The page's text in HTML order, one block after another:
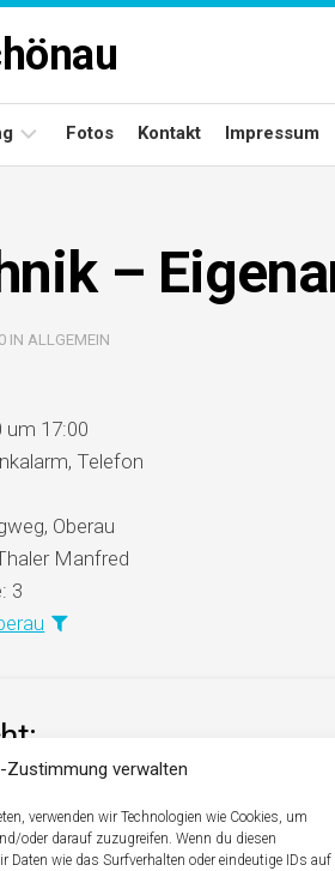
Zustimmung verwalten
verwenden wir Technologien wie Cookies, um
oder darauf zuzugreifen. Wenn du diesen
wie das Surfverhalten oder eindeutige IDs auf
Fotos Kontakt Impressum
–
IN ALLGEMEIN
um 17:00
Telefon
Oberau
Manfred
3